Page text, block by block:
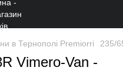
в Тернополі Premiorri 235/
Vimero-Van -